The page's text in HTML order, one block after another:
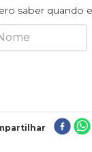
saber quando